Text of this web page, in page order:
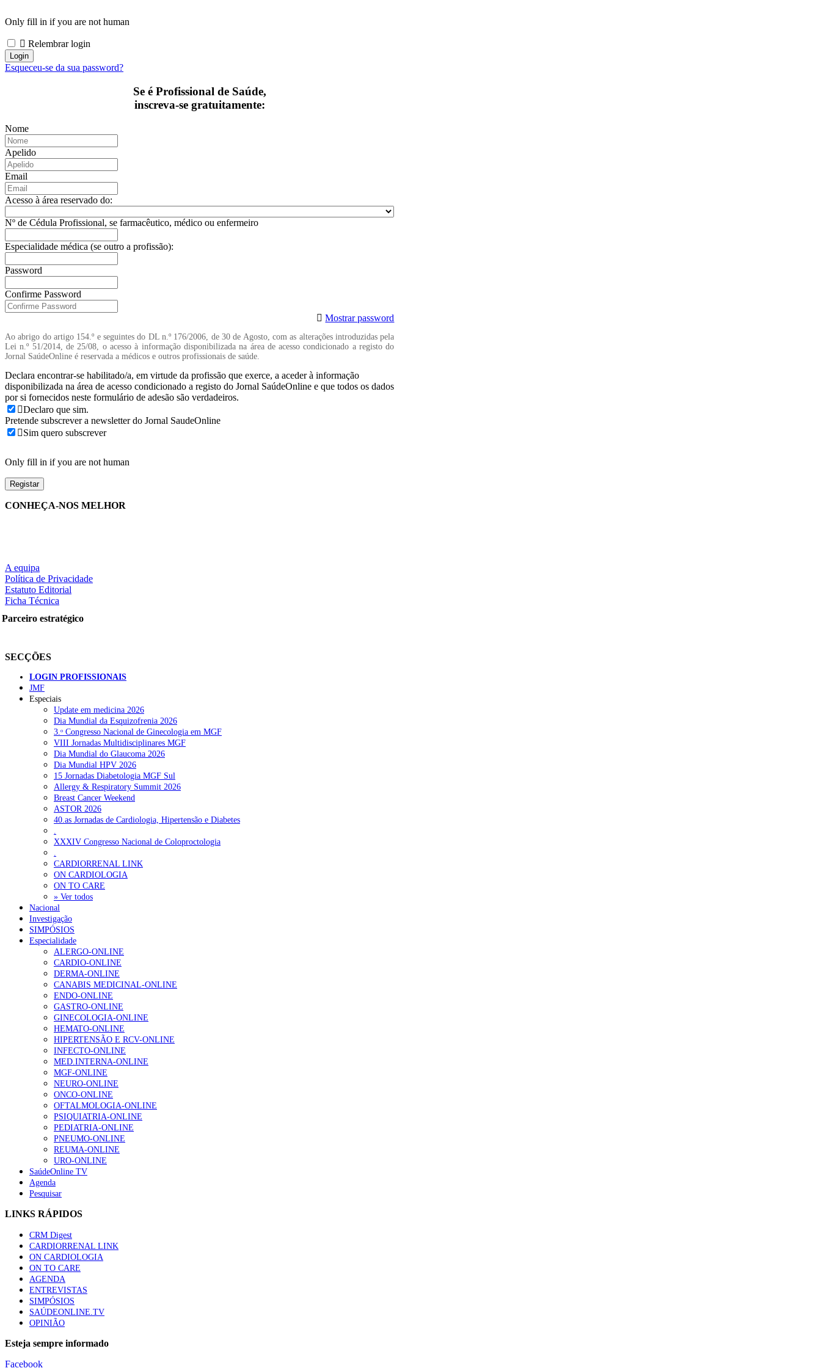
Only fill in if you are not human
Relembrar login
Esqueceu-se da sua password?
Se é Profissional de Saúde,
inscreva-se gratuitamente:
Nome
Apelido
Email
Acesso à área reservado do:
Nº de Cédula Profissional, se farmacêutico, médico ou enfermeiro
Especialidade médica (se outro a profissão):
Password
Confirme Password
Mostrar password
Ao abrigo do artigo 154.º e seguintes do DL n.º 176/2006, de 30 de Agosto, com as alterações introduzidas pela
Lei n.º 51/2014, de 25/08, o acesso à informação disponibilizada na área de acesso condicionado a registo do
Jornal SaúdeOnline é reservada a médicos e outros profissionais de saúde.
Declara encontrar-se habilitado/a, em virtude da profissão que exerce, a aceder à informação
disponibilizada na área de acesso condicionado a registo do Jornal SaúdeOnline e que todos os dados
por si fornecidos neste formulário de adesão são verdadeiros.
Declaro que sim.
Pretende subscrever a newsletter do Jornal SaudeOnline
Sim quero subscrever
Only fill in if you are not human
CONHEÇA-NOS MELHOR
A equipa
Política de Privacidade
Estatuto Editorial
Ficha Técnica
Parceiro estratégico
SECÇÕES
LOGIN PROFISSIONAIS
JMF
Especiais
Update em medicina 2026
Dia Mundial da Esquizofrenia 2026
3.ᵒ Congresso Nacional de Ginecologia em MGF
VIII Jornadas Multidisciplinares MGF
Dia Mundial do Glaucoma 2026
Dia Mundial HPV 2026
15 Jornadas Diabetologia MGF Sul
Allergy & Respiratory Summit 2026
Breast Cancer Weekend
ASTOR 2026
40.as Jornadas de Cardiologia, Hipertensão e Diabetes
XXXIV Congresso Nacional de Coloproctologia
CARDIORRENAL LINK
ON CARDIOLOGIA
ON TO CARE
» Ver todos
Nacional
Investigação
SIMPÓSIOS
Especialidade
ALERGO-ONLINE
CARDIO-ONLINE
DERMA-ONLINE
CANABIS MEDICINAL-ONLINE
ENDO-ONLINE
GASTRO-ONLINE
GINECOLOGIA-ONLINE
HEMATO-ONLINE
HIPERTENSÃO E RCV-ONLINE
INFECTO-ONLINE
MED.INTERNA-ONLINE
MGF-ONLINE
NEURO-ONLINE
ONCO-ONLINE
OFTALMOLOGIA-ONLINE
PSIQUIATRIA-ONLINE
PEDIATRIA-ONLINE
PNEUMO-ONLINE
REUMA-ONLINE
URO-ONLINE
SaúdeOnline TV
Agenda
Pesquisar
LINKS RÁPIDOS
CRM Digest
CARDIORRENAL LINK
ON CARDIOLOGIA
ON TO CARE
AGENDA
ENTREVISTAS
SIMPÓSIOS
SAÚDEONLINE.TV
OPINIÃO
Esteja sempre informado
Facebook